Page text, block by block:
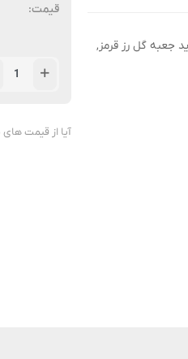
جعبه گل رز قرمز,
قیمت:
آیا از قیمت